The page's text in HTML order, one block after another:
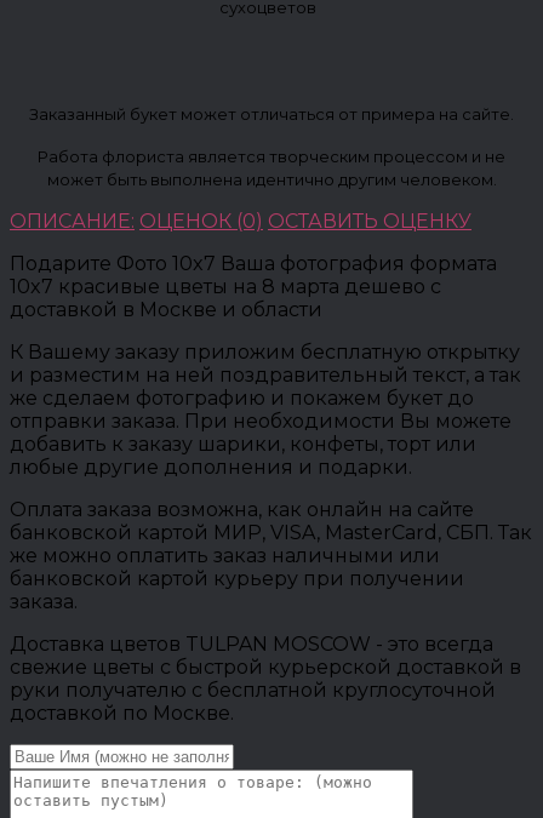
сухоцветов
Заказанный букет может отличаться от примера на сайте.
Работа флориста является творческим процессом и не
может быть выполнена идентично другим человеком.
ОПИСАНИЕ: ОЦЕНОК (0) ОСТАВИТЬ ОЦЕНКУ
Подарите Фото 10x7 Ваша фотография формата
10x7 красивые цветы на 8 марта дешево с
доставкой в Москве и области
К Вашему заказу приложим бесплатную открытку
и разместим на ней поздравительный текст, а так
же сделаем фотографию и покажем букет до
отправки заказа. При необходимости Вы можете
добавить к заказу шарики, конфеты, торт или
любые другие дополнения и подарки.
Оплата заказа возможна, как онлайн на сайте
банковской картой МИР, VISA, MasterCard, СБП. Так
же можно оплатить заказ наличными или
банковской картой курьеру при получении
заказа.
Доставка цветов TULPAN MOSCOW - это всегда
свежие цветы с быстрой курьерской доставкой в
руки получателю с бесплатной круглосуточной
доставкой по Москве.